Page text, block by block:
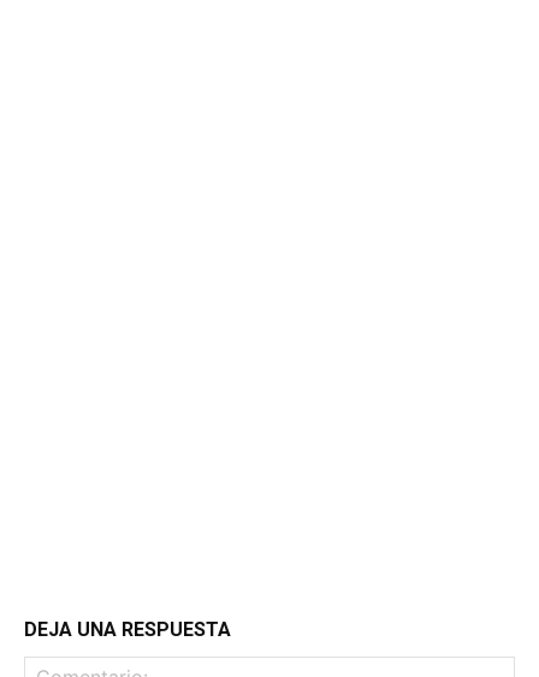
DEJA UNA RESPUESTA